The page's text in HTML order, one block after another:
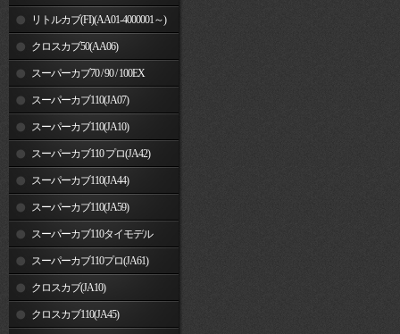
リトルカブ(FI)(AA01-4000001～)
クロスカブ50(AA06)
スーパーカブ70 / 90 / 100EX
スーパーカブ110(JA07)
スーパーカブ110(JA10)
スーパーカブ110 プロ(JA42)
スーパーカブ110(JA44)
スーパーカブ110(JA59)
スーパーカブ110タイモデル
(MLHJA56)
スーパーカブ110プロ(JA61)
クロスカブ(JA10)
クロスカブ110(JA45)